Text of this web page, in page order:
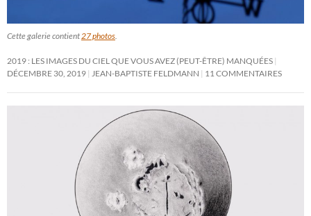
Cette galerie contient 27 photos
2019 : LES IMAGES DU CIEL QUE VOUS AVEZ (PEUT-ÊTRE) MANQUÉES
DÉCEMBRE 30, 2019
JEAN-BAPTISTE FELDMANN 11 COMMENTAIRES